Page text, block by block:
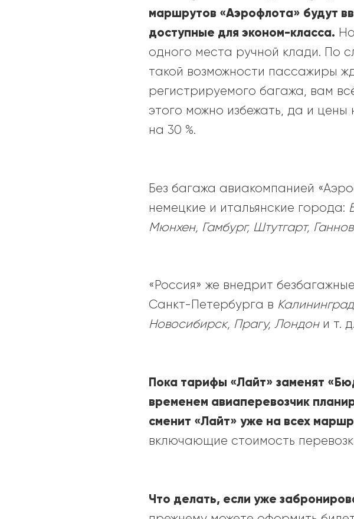
маршрутов «Аэрофлота» будут
доступные для эконом-класса.
одного места ручной клади. По
такой возможности пассажиры
регистрируемого багажа, вам
этого можно избежать, да и
на 30 %.
Без багажа авиакомпанией
немецкие и итальянские города:
Мюнхен, Гамбург, Штутгарт,
«Россия» же внедрит
Санкт-Петербурга в
Новосибирск, Прагу, Лондони т.
Пока тарифы «Лайт» заменят «
временем авиаперевозчик
сменит «Лайт» уже на всех
включающие стоимость
Что делать, если уже